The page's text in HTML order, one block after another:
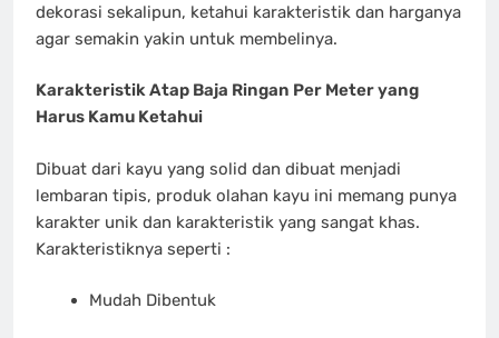
dekorasi sekalipun, ketahui karakteristik dan harganya
agar semakin yakin untuk membelinya.
Karakteristik Atap Baja Ringan Per Meter yang
Harus Kamu Ketahui
Dibuat dari kayu yang solid dan dibuat menjadi
lembaran tipis, produk olahan kayu ini memang punya
karakter unik dan karakteristik yang sangat khas.
Karakteristiknya seperti :
Mudah Dibentuk